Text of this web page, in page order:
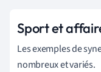
Sport et
Les exemples de
nombreux et variés.